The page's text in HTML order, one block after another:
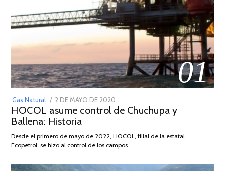
01
Gas Natural
POSTED
ON
2 DE MAYO DE 2020
DE
2026
HOCOL asume control de Chuchupa y
Ballena: Historia
Desde el primero de mayo de 2022, HOCOL, filial de la estatal
Ecopetrol, se hizo al control de los campos …